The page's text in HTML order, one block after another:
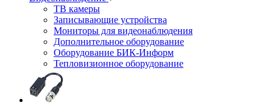
ТВ камеры
Записывающие устройства
Мониторы для видеонаблюдения
Дополнительное оборудование
Оборудование БИК-Информ
Тепловизионное оборудование